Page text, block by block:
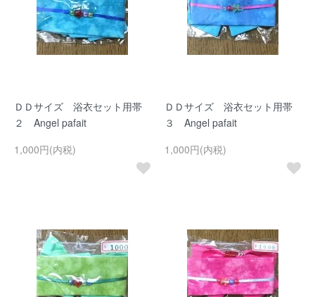
ＤＤサイズ 浴衣セット用帯
２ Angel pafait
1,000円(内税)
ＤＤサイズ 浴衣セット用帯
３ Angel pafait
1,000円(内税)